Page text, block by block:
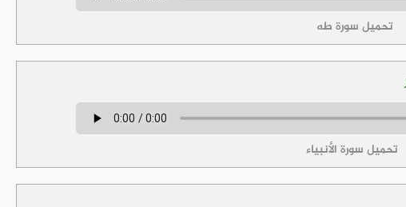
تحميل سورة طه
تحميل سورة الأنبياء